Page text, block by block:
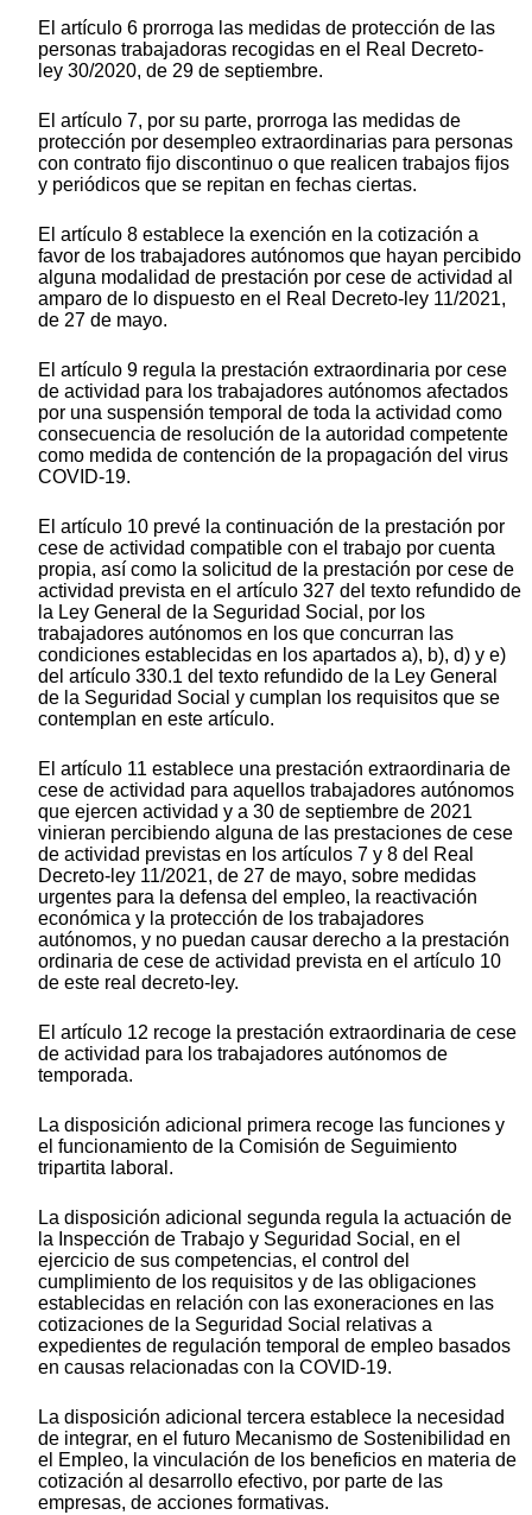
El artículo 6 prorroga las medidas de protección de las
personas trabajadoras recogidas en el Real Decreto-
ley 30/2020, de 29 de septiembre.
El artículo 7, por su parte, prorroga las medidas de
protección por desempleo extraordinarias para personas
con contrato fijo discontinuo o que realicen trabajos fijos
y periódicos que se repitan en fechas ciertas.
El artículo 8 establece la exención en la cotización a
favor de los trabajadores autónomos que hayan percibido
alguna modalidad de prestación por cese de actividad al
amparo de lo dispuesto en el Real Decreto-ley 11/2021,
de 27 de mayo.
El artículo 9 regula la prestación extraordinaria por cese
de actividad para los trabajadores autónomos afectados
por una suspensión temporal de toda la actividad como
consecuencia de resolución de la autoridad competente
como medida de contención de la propagación del virus
COVID-19.
El artículo 10 prevé la continuación de la prestación por
cese de actividad compatible con el trabajo por cuenta
propia, así como la solicitud de la prestación por cese de
actividad prevista en el artículo 327 del texto refundido de
la Ley General de la Seguridad Social, por los
trabajadores autónomos en los que concurran las
condiciones establecidas en los apartados a), b), d) y e)
del artículo 330.1 del texto refundido de la Ley General
de la Seguridad Social y cumplan los requisitos que se
contemplan en este artículo.
El artículo 11 establece una prestación extraordinaria de
cese de actividad para aquellos trabajadores autónomos
que ejercen actividad y a 30 de septiembre de 2021
vinieran percibiendo alguna de las prestaciones de cese
de actividad previstas en los artículos 7 y 8 del Real
Decreto-ley 11/2021, de 27 de mayo, sobre medidas
urgentes para la defensa del empleo, la reactivación
económica y la protección de los trabajadores
autónomos, y no puedan causar derecho a la prestación
ordinaria de cese de actividad prevista en el artículo 10
de este real decreto-ley.
El artículo 12 recoge la prestación extraordinaria de cese
de actividad para los trabajadores autónomos de
temporada.
La disposición adicional primera recoge las funciones y
el funcionamiento de la Comisión de Seguimiento
tripartita laboral.
La disposición adicional segunda regula la actuación de
la Inspección de Trabajo y Seguridad Social, en el
ejercicio de sus competencias, el control del
cumplimiento de los requisitos y de las obligaciones
establecidas en relación con las exoneraciones en las
cotizaciones de la Seguridad Social relativas a
expedientes de regulación temporal de empleo basados
en causas relacionadas con la COVID-19.
La disposición adicional tercera establece la necesidad
de integrar, en el futuro Mecanismo de Sostenibilidad en
el Empleo, la vinculación de los beneficios en materia de
cotización al desarrollo efectivo, por parte de las
empresas, de acciones formativas.